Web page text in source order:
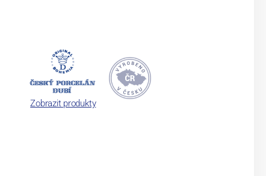
Zobrazit produkty